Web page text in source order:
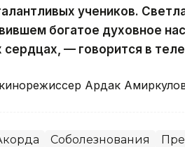
учеников.
богатое духовное
сердцах, — говорится в
Ардак
Соболезнования